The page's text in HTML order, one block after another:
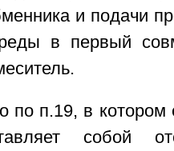
и подачи
в первый
по п.19, в котором
собой